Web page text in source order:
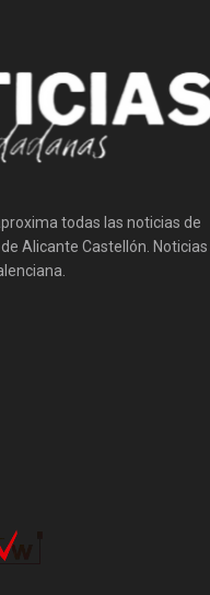
todas las noticias de
Alicante Castellón. Noticias